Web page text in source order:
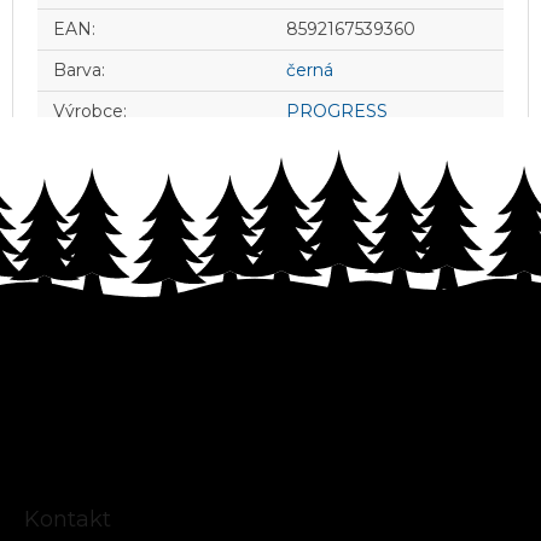
EAN:
8592167539360
Barva:
černá
Výrobce: PROGRESS
Z
Kontakt